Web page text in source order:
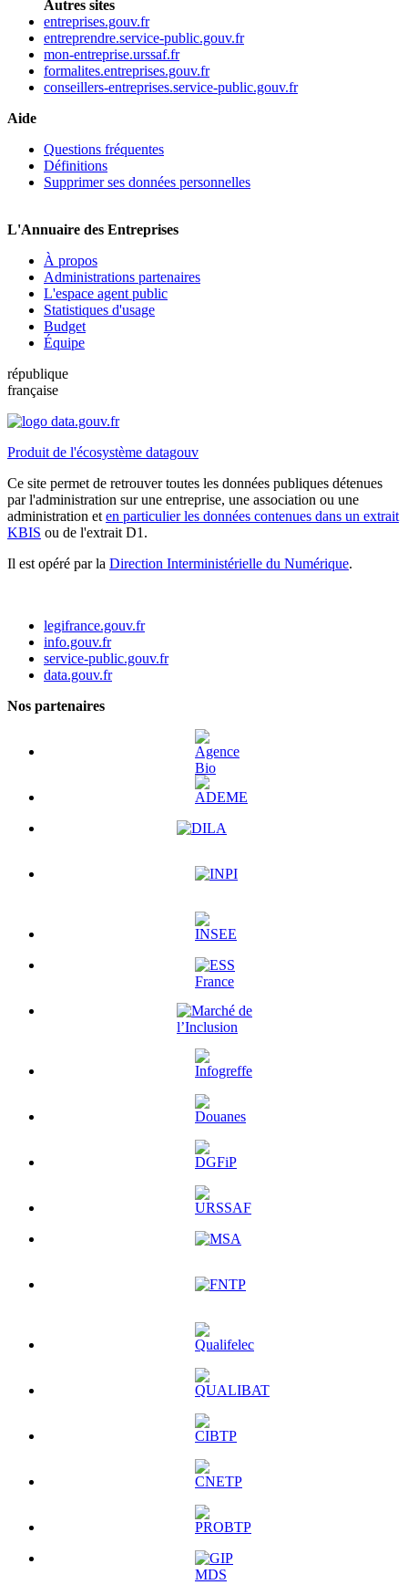
Autres sites
entreprises.gouv.fr
entreprendre.service-public.gouv.fr
mon-entreprise.urssaf.fr
formalites.entreprises.gouv.fr
conseillers-entreprises.service-public.gouv.fr
Aide
Questions fréquentes
Définitions
Supprimer ses données personnelles
L'Annuaire des Entreprises
À propos
Administrations partenaires
L'espace agent public
Statistiques d'usage
Budget
Équipe
république
française
Produit de l'écosystème datagouv
Ce site permet de retrouver toutes les données publiques détenues
par l'administration sur une entreprise, une association ou une
administration et en particulier les données contenues dans un extrait
KBIS ou de l'extrait D1.
Il est opéré par la Direction Interministérielle du Numérique.
legifrance.gouv.fr
info.gouv.fr
service-public.gouv.fr
data.gouv.fr
Nos partenaires